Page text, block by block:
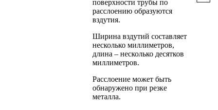
поверхности трубы по
расслоению образуются
вздутия.
Ширина вздутий составляет
несколько миллиметров,
длина – несколько десятков
миллиметров.
Расслоение может быть
обнаружено при резке
металла.